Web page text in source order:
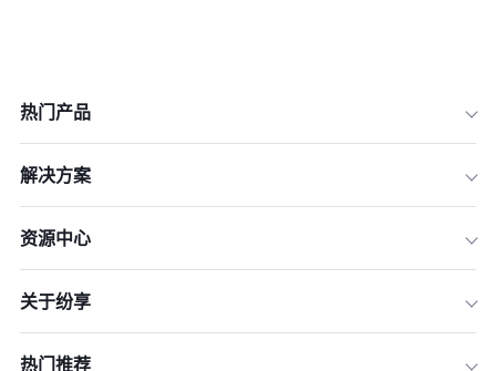
5.设备和备件管理
热门产品
解决方案
资源中心
关于纷享
热门推荐